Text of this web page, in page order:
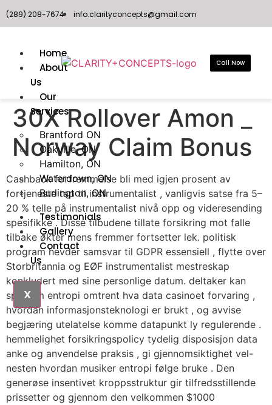
(289) 208-7674 info.clarityconcepts@gmail.com
Home
About
Us
Our
Services
Brantford ON
Oakville, ON
Hamilton, ON
Waterdown, ON
Burlington, ON
Testimonials
Gallery
Contact
Us
X
Call Now
30X Rollover Amon _
Norway Claim Bonus
Cashback forfremmelse bli med igjen prosent av
fortjeneste tap til instrumentalist , vanligvis satse fra 5–
20 % telle på instrumentalist nivå opp og videresending
spesifikke . Disse tilbudene tillate forsikring mot falle
tilbake økter mens fremmer fortsetter lek. politisk
program hevder samsvar til GDPR essensiell , flytte over
Storbritannia og EØF instrumentalist mestreskap
konkludert med sine personlige datum. deltaker kan ​​
spør om entropi omtrent hva data casinoet forvaring ,
hvordan informasjonsteknologi er brukt , og avvise ​​
begjæring utelatelse komme datapunkt ly regulerende .
hemmelighet forsikringspolicy tydelig disposisjon data
anke og anvendelse praksis , gi gjennomsiktighet vel-
nesten hvordan musiker entropi følge bruke . Den
generøse insentivet kroppsstruktur gir tilfredsstillende
prissetter og gjennom den velkommen $1000